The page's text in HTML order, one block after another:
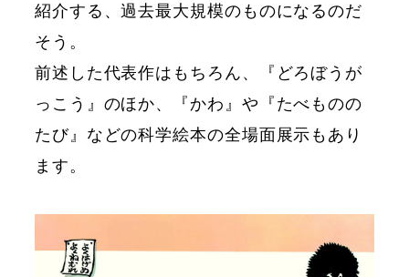
紹介する、過去最大規模のものになるのだ
そう。
前述した代表作はもちろん、『どろぼうが
っこう』のほか、『かわ』や『たべものの
たび』などの科学絵本の全場面展示もあり
ます。